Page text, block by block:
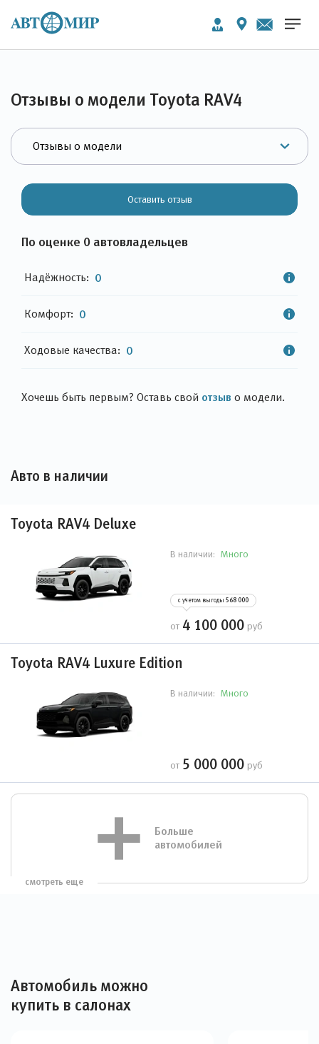
Отзывы о модели Toyota RAV4
Хочешь быть первым? Оставь свой отзыв о модели.
Оставить отзыв
По оценке 0 автовладельцев
Надёжность: 0
Комфорт: 0
Ходовые качества: 0
Авто в наличии
Toyota RAV4 Deluxe
В наличии: Много
с учетом выгоды 568 000
от 4 100 000 руб
Toyota RAV4 Luxure Edition
В наличии: Много
от 5 000 000 руб
Больше
автомобилей
смотреть еще
Автомобиль можно
купить в салонах